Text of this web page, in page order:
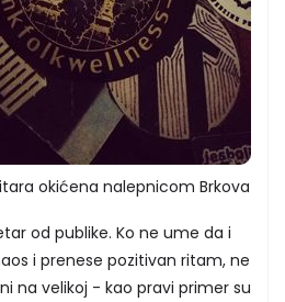
okićena nalepnicom Brkova
od publike. Ko ne ume da i
i prenese pozitivan ritam, ne
na velikoj - kao pravi primer su